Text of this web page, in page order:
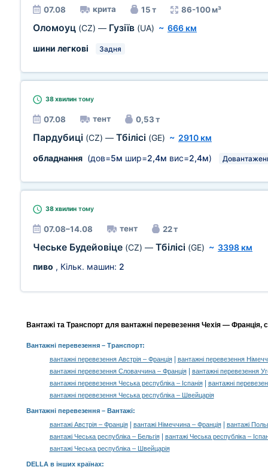
07.08 крита 15 т 86-100 м³
Оломоуц (CZ) — Гузіїв (UA) ~ 666 км
шини легкові
Задня
38 хвилин тому
07.08 тент 0,53 т
Пардубиці (CZ) — Тбілісі (GE) ~ 2910 км
обладнання (дов=5м шир=2,4м вис=2,4м)
38 хвилин тому
07.08–14.08 тент 22 т
Чеське Будейовіце (CZ) — Тбілісі (GE) ~ 3398 км
пиво , Кільк. машин: 2
Вантажі та Транспорт для вантажні перевезення Чехія — Франція,
Вантажні перевезення– Транспорт:
вантажні перевезення Австрія – Франція|
вантажні перевезення
вантажні перевезення Словаччина – Франція|
вантажні перевезення
вантажні перевезення Чеська республіка – Іспанія|
вантажні
вантажні перевезення Чеська республіка – Швейцарія
Вантажні перевезення – Вантажі:
вантажі Австрія – Франція| вантажі Німеччина – Франція|
вантажі
вантажі Чеська республіка – Бельгія|
вантажі Чеська республіка –
вантажі Чеська республіка – Швейцарія
DELLA в інших країнах: